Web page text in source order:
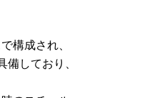
構成され、
しており、